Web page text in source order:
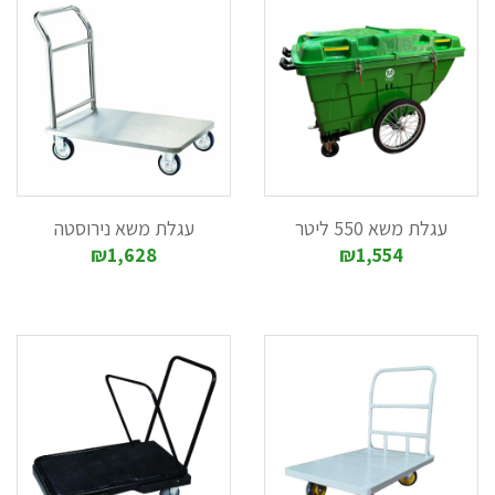
כאמור, כל עגלה מיועדת לנשיאה של משקלים שונים. אנו בהחלט
מודעים לשיקולי התקציב של לקוחותינו ולרצונם לקבל את הצעת
המחיר המשתלמת ביותר, מבלי להתפשר על איכות חומרי הגלם.
לפרטים נוספים בנושא ולקבלת ייעוץ מקצועי פנו אל נציגינו
שישמחו לייעץ ולסייע.
לשאת משאות כבדים. אנו בחברת מדיליין יבוא ושיווק בע"מ נתאים
את עגלת המשא המושלמת עבורכם. לקבלת ייעוץ חינם ללא
עגלות משא הן כלי עבודה חיוני במגוון רחב של תחומים. הן
משמשות להעברת סחורות בקלות וביעילות, חוסכות זמן ומאמץ
ומביאות לשיפור משמעותי בפריון העבודה.
סוגי עגלות משא
עגלת משא 550 ליטר
₪1,554
עגלת משא נירוסטה
₪1,628